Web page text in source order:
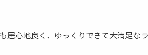
居心地良く、ゆっくりできて大満足なラ